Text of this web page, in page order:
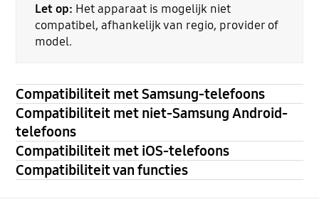
Let op: Het apparaat is mogelijk niet
compatibel, afhankelijk van regio, provider of
model.
Compatibiliteit met Samsung-telefoons
Compatibiliteit met niet-Samsung Android-
telefoons
Compatibiliteit met iOS-telefoons
Compatibiliteit van functies